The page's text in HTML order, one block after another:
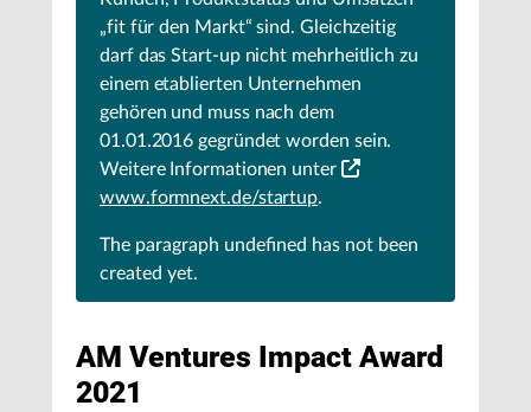
„fit für den Markt“ sind. Gleichzeitig
darf das Start-up nicht mehrheitlich zu
einem etablierten Unternehmen
gehören und muss nach dem
01.01.2016 gegründet worden sein.
Weitere Informationen unter
www.formnext.de/startup.
The paragraph undefined has not been
created yet.
AM Ventures Impact Award
2021